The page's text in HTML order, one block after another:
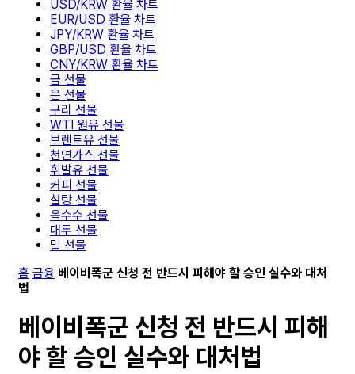
USD/KRW 환율 차트
EUR/USD 환율 차트
JPY/KRW 환율 차트
GBP/USD 환율 차트
CNY/KRW 환율 차트
금 선물
은 선물
구리 선물
WTI 원유 선물
브렌트유 선물
천연가스 선물
휘발유 선물
커피 선물
설탕 선물
옥수수 선물
대두 선물
밀 선물
홈 금융 베이비폭군 신청 전 반드시 피해야 할 승인 실수와 대처
법
베이비폭군 신청 전 반드시 피해
야 할 승인 실수와 대처법